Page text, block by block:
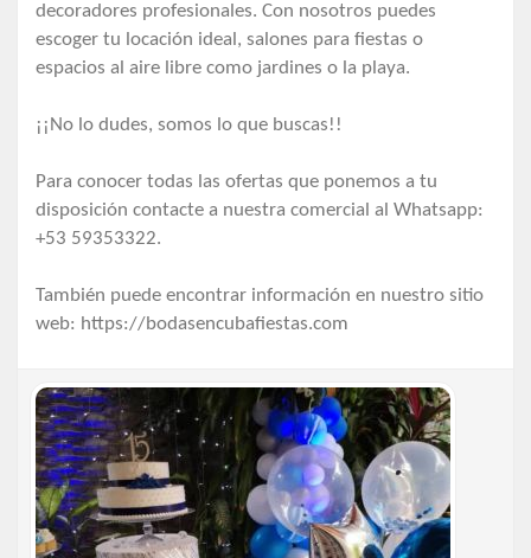
decoradores profesionales. Con nosotros puedes
escoger tu locación ideal, salones para fiestas o
espacios al aire libre como jardines o la playa.
¡¡No lo dudes, somos lo que buscas!!
Para conocer todas las ofertas que ponemos a tu
disposición contacte a nuestra comercial al Whatsapp:
+53 59353322.
También puede encontrar información en nuestro sitio
web: https://bodasencubafiestas.com